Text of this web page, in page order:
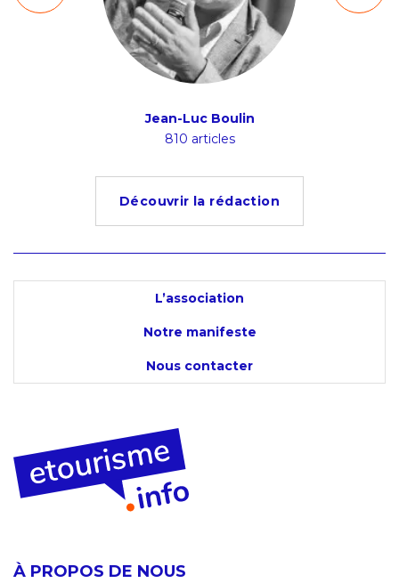
Jean-Luc Boulin
810 articles
Découvrir la rédaction
L’association
Notre manifeste
Nous contacter
À PROPOS DE NOUS